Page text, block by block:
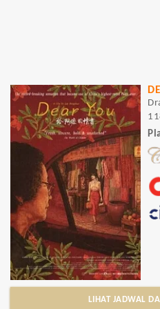
LIHAT JADWAL